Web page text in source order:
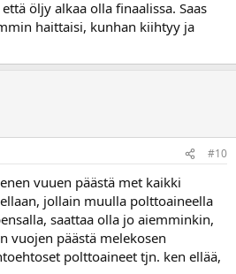
öljy alkaa olla finaalissa. Saas
haittaisi, kunhan kiihtyy ja
#10
vuuen päästä met kaikki
jollain muulla polttoaineella
saattaa olla jo aiemminkin,
vuojen päästä melekosen
polttoaineet tjn. ken ellää,